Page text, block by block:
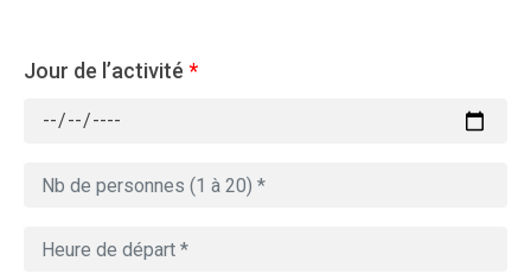
Jour de l’activité *